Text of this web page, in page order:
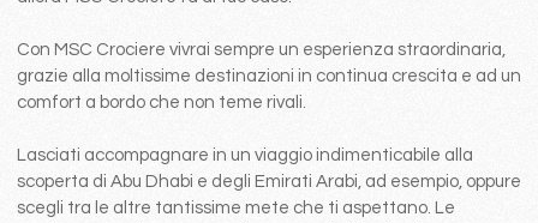
Con MSC Crociere vivrai sempre un esperienza straordinaria,
grazie alla moltissime destinazioni in continua crescita e ad un
comfort a bordo che non teme rivali.
Lasciati accompagnare in un viaggio indimenticabile alla
scoperta di Abu Dhabi e degli Emirati Arabi, ad esempio, oppure
scegli tra le altre tantissime mete che ti aspettano. Le